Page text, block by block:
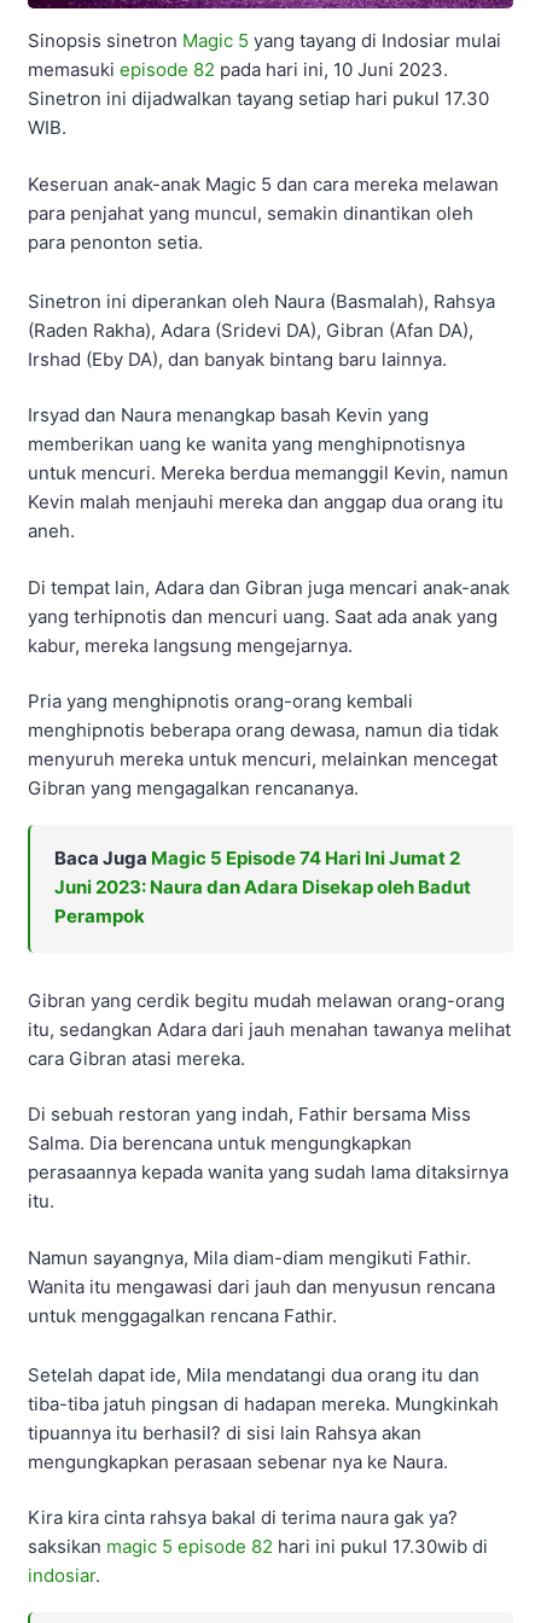
Sinopsis sinetron Magic 5 yang tayang di Indosiar mulai
memasuki episode 82 pada hari ini, 10 Juni 2023.
Sinetron ini dijadwalkan tayang setiap hari pukul 17.30
WIB.
Keseruan anak-anak Magic 5 dan cara mereka melawan
para penjahat yang muncul, semakin dinantikan oleh
para penonton setia.
Sinetron ini diperankan oleh Naura (Basmalah), Rahsya
(Raden Rakha), Adara (Sridevi DA), Gibran (Afan DA),
Irshad (Eby DA), dan banyak bintang baru lainnya.
Irsyad dan Naura menangkap basah Kevin yang
memberikan uang ke wanita yang menghipnotisnya
untuk mencuri. Mereka berdua memanggil Kevin, namun
Kevin malah menjauhi mereka dan anggap dua orang itu
aneh.
Di tempat lain, Adara dan Gibran juga mencari anak-anak
yang terhipnotis dan mencuri uang. Saat ada anak yang
kabur, mereka langsung mengejarnya.
Pria yang menghipnotis orang-orang kembali
menghipnotis beberapa orang dewasa, namun dia tidak
menyuruh mereka untuk mencuri, melainkan mencegat
Gibran yang mengagalkan rencananya.
Baca Juga Magic 5 Episode 74 Hari Ini Jumat 2
Juni 2023: Naura dan Adara Disekap oleh Badut
Perampok
Gibran yang cerdik begitu mudah melawan orang-orang
itu, sedangkan Adara dari jauh menahan tawanya melihat
cara Gibran atasi mereka.
Di sebuah restoran yang indah, Fathir bersama Miss
Salma. Dia berencana untuk mengungkapkan
perasaannya kepada wanita yang sudah lama ditaksirnya
itu.
Namun sayangnya, Mila diam-diam mengikuti Fathir.
Wanita itu mengawasi dari jauh dan menyusun rencana
untuk menggagalkan rencana Fathir.
Setelah dapat ide, Mila mendatangi dua orang itu dan
tiba-tiba jatuh pingsan di hadapan mereka. Mungkinkah
tipuannya itu berhasil? di sisi lain Rahsya akan
mengungkapkan perasaan sebenar nya ke Naura.
Kira kira cinta rahsya bakal di terima naura gak ya?
saksikan magic 5 episode 82 hari ini pukul 17.30wib di
indosiar.